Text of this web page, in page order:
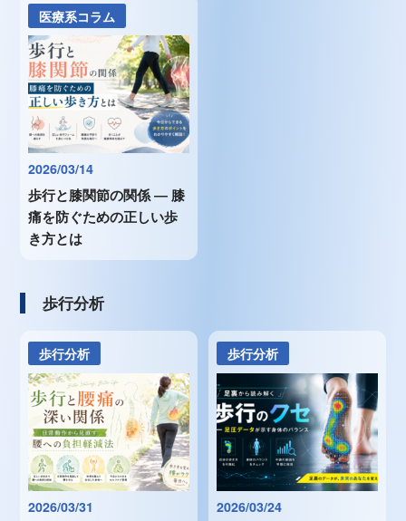
医療系コラム
2026/03/14
歩行と膝関節の関係 ― 膝
痛を防ぐための正しい歩
き方とは
歩行分析
歩行分析
2026/03/31
歩行分析
2026/03/24